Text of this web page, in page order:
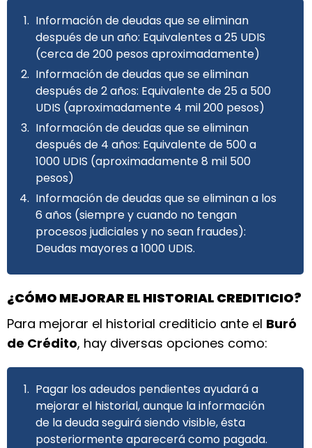
Información de deudas que se eliminan
después de un año: Equivalentes a 25 UDIS
(cerca de 200 pesos aproximadamente)
Información de deudas que se eliminan
después de 2 años: Equivalente de 25 a 500
UDIS (aproximadamente 4 mil 200 pesos)
Información de deudas que se eliminan
después de 4 años: Equivalente de 500 a
1000 UDIS (aproximadamente 8 mil 500
pesos)
Información de deudas que se eliminan a los
6 años (siempre y cuando no tengan
procesos judiciales y no sean fraudes):
Deudas mayores a 1000 UDIS.
¿CÓMO MEJORAR EL HISTORIAL CREDITICIO?
Para mejorar el historial crediticio ante el Buró
de Crédito, hay diversas opciones como:
Pagar los adeudos pendientes ayudará a
mejorar el historial, aunque la información
de la deuda seguirá siendo visible, ésta
posteriormente aparecerá como pagada.